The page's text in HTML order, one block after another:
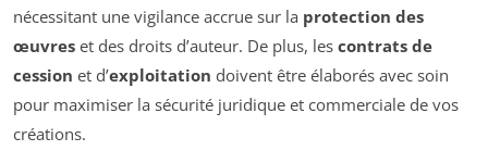
nécessitant une vigilance accrue sur la protection des
œuvres et des droits d’auteur. De plus, les contrats de
cession et d’exploitation doivent être élaborés avec soin
pour maximiser la sécurité juridique et commerciale de vos
créations.